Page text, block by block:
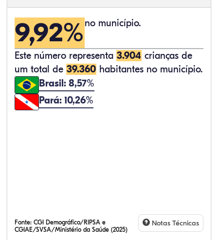
9,92% no município.
Este número representa 3.904 crianças de
um total de 39.360 habitantes no município.
Brasil: 8,57%
Pará: 10,26%
Fonte: CGI Demográfico/RIPSA e
CGIAE/SVSA/Ministério da Saúde (2025)
Notas Técnicas